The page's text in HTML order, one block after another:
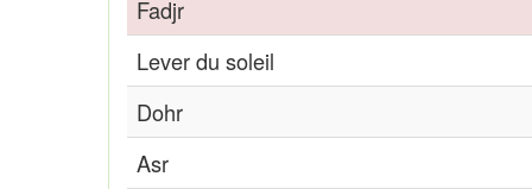
Fadjr
Lever du soleil
Dohr
Asr